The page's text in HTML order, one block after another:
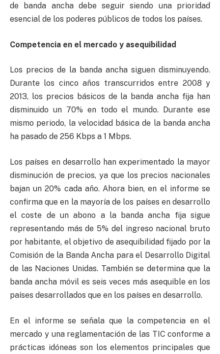
de banda ancha debe seguir siendo una prioridad
esencial de los poderes públicos de todos los países.
Competencia en el mercado y asequibilidad
Los precios de la banda ancha siguen disminuyendo.
Durante los cinco años transcurridos entre 2008 y
2013, los precios básicos de la banda ancha fija han
disminuido un 70% en todo el mundo. Durante ese
mismo periodo, la velocidad básica de la banda ancha
ha pasado de 256 Kbps a 1 Mbps.
Los países en desarrollo han experimentado la mayor
disminución de precios, ya que los precios nacionales
bajan un 20% cada año. Ahora bien, en el informe se
confirma que en la mayoría de los países en desarrollo
el coste de un abono a la banda ancha fija sigue
representando más de 5% del ingreso nacional bruto
por habitante, el objetivo de asequibilidad fijado por la
Comisión de la Banda Ancha para el Desarrollo Digital
de las Naciones Unidas. También se determina que la
banda ancha móvil es seis veces más asequible en los
países desarrollados que en los países en desarrollo.
En el informe se señala que la competencia en el
mercado y una reglamentación de las TIC conforme a
prácticas idóneas son los elementos principales que